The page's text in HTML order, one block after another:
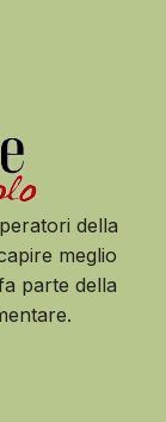
della
meglio
parte della